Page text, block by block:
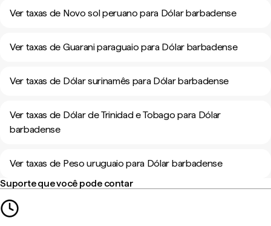
Ver taxas de Novo sol peruano para Dólar barbadense
Ver taxas de Guarani paraguaio para Dólar barbadense
Ver taxas de Dólar surinamês para Dólar barbadense
Ver taxas de Dólar de Trinidad e Tobago para Dólar
barbadense
Ver taxas de Peso uruguaio para Dólar barbadense
Suporte que você pode contar